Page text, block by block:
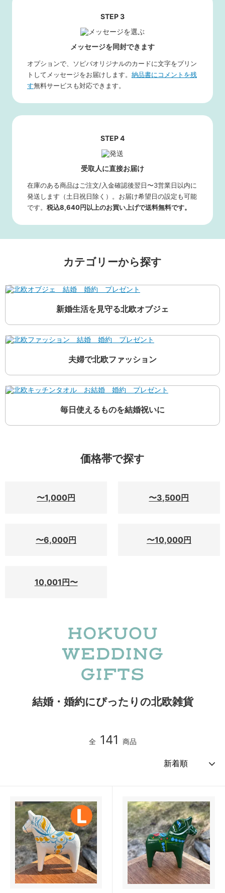
STEP 3
メッセージを同封できます
オプションで、ソピバオリジナルのカードに文字をプリン
トしてメッセージをお届けします。 納品書にコメントを残
す無料サービスも対応できます。
STEP 4
受取人に直接お届け
在庫のある商品はご注文/入金確認後翌日〜3営業日以内に
発送します（土日祝日除く）。お届け希望日の設定も可能
です。 税込8,640円以上のお買い上げで送料無料です。
カテゴリーから探す
新婚生活を見守る北欧オブジェ
夫婦で北欧ファッション
毎日使えるものを結婚祝いに
価格帯で探す
〜1,000円 〜3,500円
〜6,000円 〜10,000円
10,001円〜
結婚・婚約にぴったりの北欧雑貨
全 141 商品